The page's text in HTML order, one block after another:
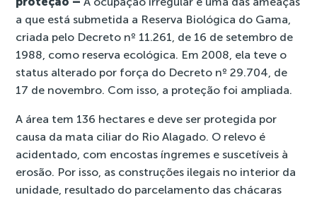
a que está submetida a Reserva Biológica do Gama,
criada pelo Decreto nº 11.261, de 16 de setembro de
1988, como reserva ecológica. Em 2008, ela teve o
status alterado por força do Decreto nº 29.704, de
17 de novembro. Com isso, a proteção foi ampliada.
A área tem 136 hectares e deve ser protegida por
causa da mata ciliar do Rio Alagado. O relevo é
acidentado, com encostas íngremes e suscetíveis à
erosão. Por isso, as construções ilegais no interior da
unidade, resultado do parcelamento das chácaras